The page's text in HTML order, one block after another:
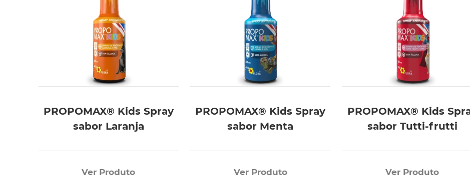
PROPOMAX® Kids Spray
sabor Laranja
Ver Produto
PROPOMAX® Kids Spray
sabor Menta
Ver Produto
PROPOMAX® Kids
sabor Tutti-frutti
Ver Produto